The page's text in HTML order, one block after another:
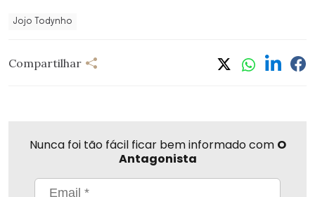
Jojo Todynho
Compartilhar
Nunca foi tão fácil ficar bem informado com O
Antagonista